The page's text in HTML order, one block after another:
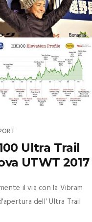
Ultra Trail
UTWT 2017
il via con la Vibram
dell' Ultra Trail